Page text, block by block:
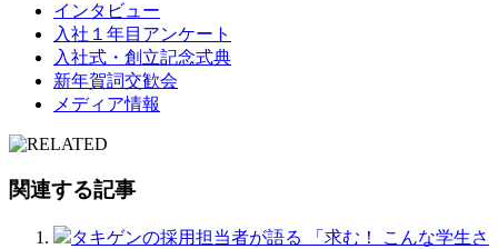
インタビュー
入社１年目アンケート
入社式・創立記念式典
新年賀詞交歓会
メディア情報
関連する記事
タキゲンの採用担当者が語る 「求む！ こんな学生さ